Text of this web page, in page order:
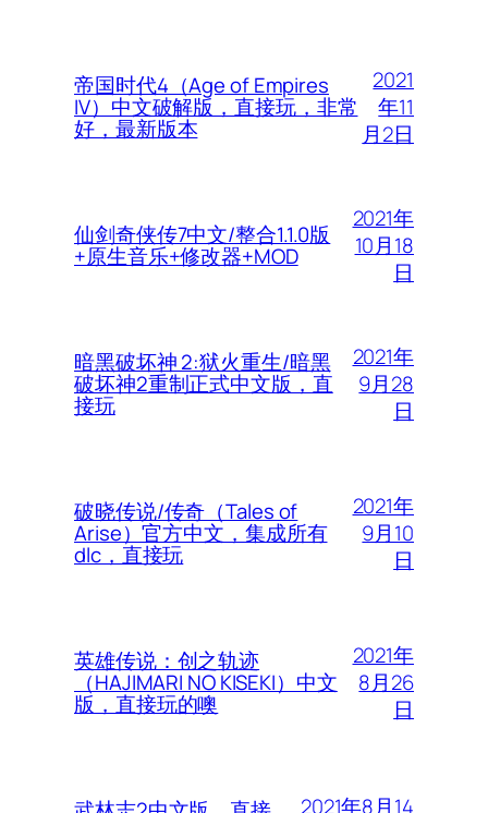
帝国时代4（Age of Empires
IV）中文破解版，直接玩，非常
好，最新版本
2021
年11
月2日
仙剑奇侠传7中文/整合1.1.0版
+原生音乐+修改器+MOD
2021年
10月18
日
暗黑破坏神 2:狱火重生/暗黑
破坏神2重制正式中文版，直
接玩
2021年
9月28
日
破晓传说/传奇（Tales of
Arise）官方中文，集成所有
dlc，直接玩
2021年
9月10
日
英雄传说：创之轨迹
（HAJIMARI NO KISEKI）中文
版，直接玩的噢
2021年
8月26
日
2021年8月14